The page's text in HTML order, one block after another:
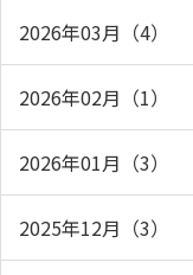
2026年03月（4）
2026年02月（1）
2026年01月（3）
2025年12月（3）